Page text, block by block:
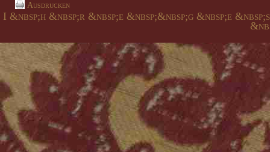
Ausdrucken
I &nbsp;h &nbsp;r &nbsp;e &nbsp;&nbsp;g &nbsp;e